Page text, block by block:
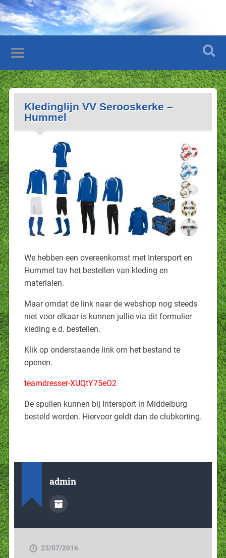
Kledinglijn VV Serooskerke –
Hummel
We hebben een overeenkomst met Intersport en
Hummel tav het bestellen van kleding en
materialen.
Maar omdat de link naar de webshop nog steeds
niet voor elkaar is kunnen jullie via dit formulier
kleding e.d. bestellen.
Klik op onderstaande link om het bestand te
openen.
teamdresser-XUQtY75eO2
De spullen kunnen bij Intersport in Middelburg
besteld worden. Hiervoor geldt dan de clubkorting.
admin
23/07/2016